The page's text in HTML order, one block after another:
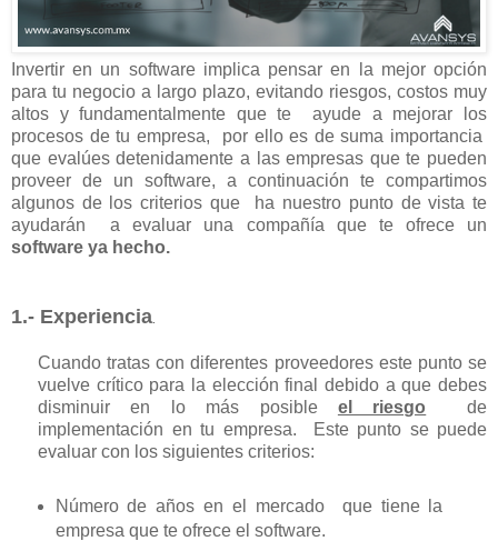
nvertir en un software implica pensar en la mejor opción
para tu negocio a largo plazo, evitando riesgos, costos muy
altos y fundamentalmente que te ayude a mejorar los
procesos de tu empresa, por ello es de suma importancia
que evalúes detenidamente a las empresas que te pueden
proveer de un software, a continuación te compartimos
algunos de los criterios que ha nuestro punto de vista te
ayudarán a evaluar una compañía que te ofrece un
software ya hecho.
1.- Experiencia
Cuando tratas con diferentes proveedores este punto se
vuelve crítico para la elección final debido a que debes
disminuir en lo más posible el riesgo de
implementación en tu empresa. Este punto se puede
evaluar con los siguientes criterios:
Número de años en el mercado que tiene la
empresa que te ofrece el software.